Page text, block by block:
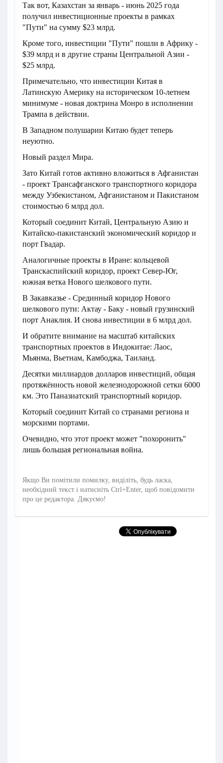
Так вот, Казахстан за январь - июнь 2025 года
получил инвестиционные проекты в рамках
"Пути" на сумму $23 млрд.
Кроме того, инвестиции "Пути" пошли в Африку -
$39 млрд и в другие страны Центральной Азии -
$25 млрд.
Примечательно, что инвестиции Китая в
Латинскую Америку на историческом 10-летнем
минимуме - новая доктрина Монро в исполнении
Трампа в действии.
В Западном полушарии Китаю будет теперь
неуютно.
Новый раздел Мира.
Зато Китай готов активно вложиться в Афганистан
- проект Трансафганского транспортного коридора
между Узбекистаном, Афганистаном и Пакистаном
стоимостью 6 млрд дол.
Который соединит Китай, Центральную Азию и
Китайско-пакистанский экономический коридор и
порт Гвадар.
Аналогичные проекты в Иране: кольцевой
Транскаспийский коридор, проект Север-Юг,
южная ветка Нового шелкового пути.
В Закавказье - Срединный коридор Нового
шелкового пути: Актау - Баку - новый грузинский
порт Анаклия. И снова инвестиции в 6 млрд дол.
И обратите внимание на масштаб китайских
транспортных проектов в Индокитае: Лаос,
Мьянма, Вьетнам, Камбоджа, Таиланд.
Десятки миллиардов долларов инвестиций, общая
протяжённость новой железнодорожной сетки 6000
км. Это Паназиатский транспортный коридор.
Который соединит Китай со странами региона и
морскими портами.
Очевидно, что этот проект может "похоронить"
лишь большая региональная война.
Якщо Ви помітили помилку, виділіть, будь ласка,
необхідний текст і натисніть Ctrl+Enter, щоб повідомити
про це редактора. Дякуємо!